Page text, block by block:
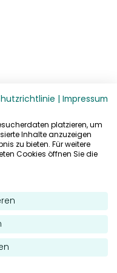
| Impressum
platzieren, um
Inhalte anzuzeigen
zu bieten. Für weitere
Cookies öffnen Sie die